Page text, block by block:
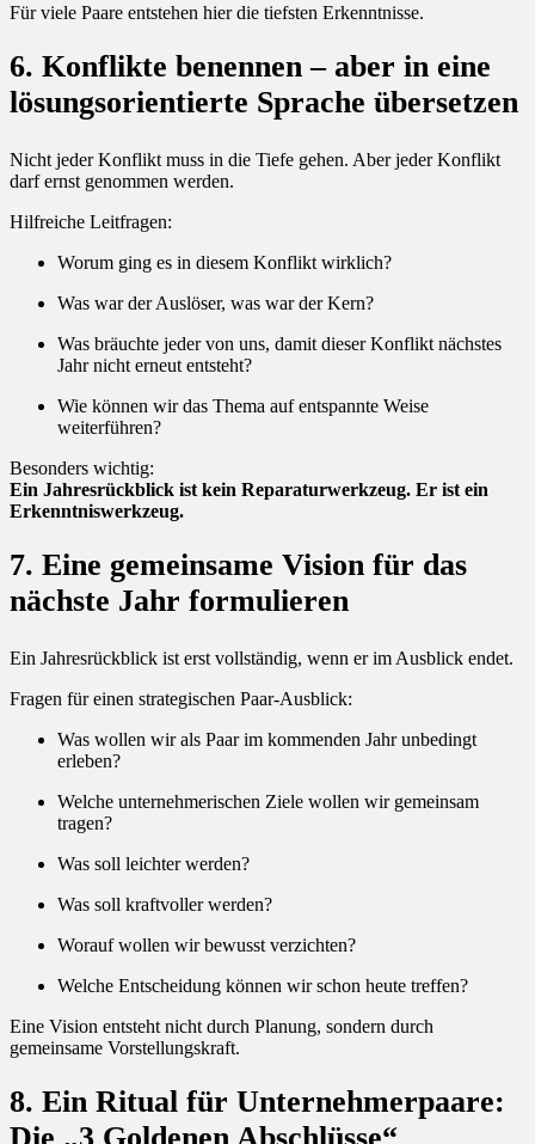
Für viele Paare entstehen hier die tiefsten Erkenntnisse.
6. Konflikte benennen – aber in eine
lösungsorientierte Sprache übersetzen
Nicht jeder Konflikt muss in die Tiefe gehen. Aber jeder Konflikt
darf ernst genommen werden.
Hilfreiche Leitfragen:
Worum ging es in diesem Konflikt wirklich?
Was war der Auslöser, was war der Kern?
Was bräuchte jeder von uns, damit dieser Konflikt nächstes
Jahr nicht erneut entsteht?
Wie können wir das Thema auf entspannte Weise
weiterführen?
Besonders wichtig:
Ein Jahresrückblick ist kein Reparaturwerkzeug. Er ist ein
Erkenntniswerkzeug.
7. Eine gemeinsame Vision für das
nächste Jahr formulieren
Ein Jahresrückblick ist erst vollständig, wenn er im Ausblick endet.
Fragen für einen strategischen Paar-Ausblick:
Was wollen wir als Paar im kommenden Jahr unbedingt
erleben?
Welche unternehmerischen Ziele wollen wir gemeinsam
tragen?
Was soll leichter werden?
Was soll kraftvoller werden?
Worauf wollen wir bewusst verzichten?
Welche Entscheidung können wir schon heute treffen?
Eine Vision entsteht nicht durch Planung, sondern durch
gemeinsame Vorstellungskraft.
8. Ein Ritual für Unternehmerpaare: